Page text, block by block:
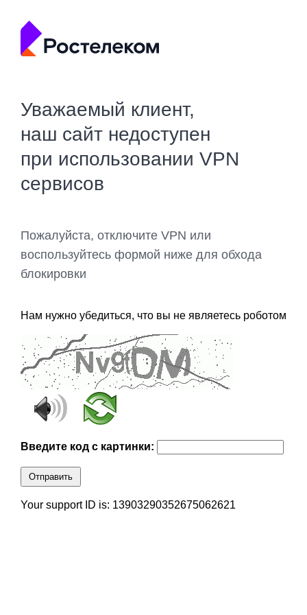
Уважаемый клиент,
наш сайт недоступен
при использовании VPN
сервисов
Пожалуйста, отключите VPN или
воспользуйтесь формой ниже для обхода
блокировки
Нам нужно убедиться, что вы не являетесь роботом
Введите код с картинки:
Отправить
Your support ID is: 13903290352675062621